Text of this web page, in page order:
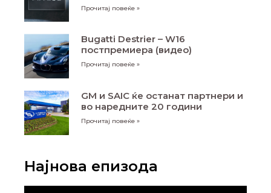
Прочитај повеќе »
Bugatti Destrier – W16
постпремиера (видео)
Прочитај повеќе »
GM и SAIC ќе останат партнери и
во наредните 20 години
Прочитај повеќе »
Најнова епизода